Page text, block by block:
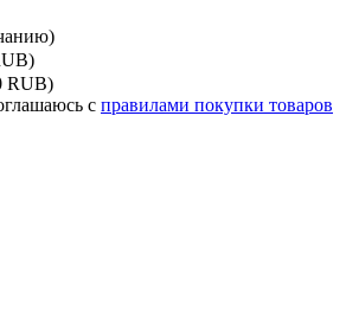
RUB)
с правилами покупки товаров